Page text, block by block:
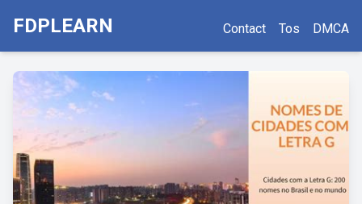
FDPLEARN Contact Tos DMCA